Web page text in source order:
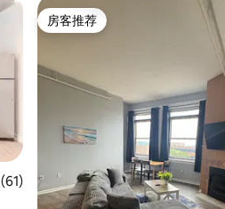
4.89 分（满分 5 分），共 61 条评价
房客推荐
房客推荐